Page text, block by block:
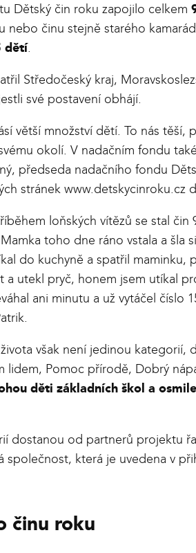
Dětský čin roku zapojilo celkem
nebo činu stejně starého
dětí.
Středočeský kraj,
své postavení obhájí.
větší množství dětí. To nás
okolí. V nadačním fondu
předseda nadačního fondu
stránek www.detskycinroku.cz
loňských vítězů se stal
toho dne ráno vstala a šla
do kuchyně a spatřil
a utekl pryč, honem jsem utíkal
ani minutu a už vytáčel
však není jedinou
lidem, Pomoc přírodě, Dobrý
děti základních škol a
dostanou od partnerů projektu
společnost, která je uvedena v
činu roku